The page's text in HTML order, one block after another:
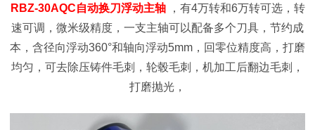
RBZ-30AQC自动换刀浮动主轴
，有4万转和6万转可选，转
速可调，微米级精度，一支主轴可以配备多个刀具，节约成
本，含径向浮动360°和轴向浮动5mm，回零位精度高，打磨
均匀，可去除压铸件毛刺，轮毂毛刺，机加工后翻边毛刺，
打磨抛光，